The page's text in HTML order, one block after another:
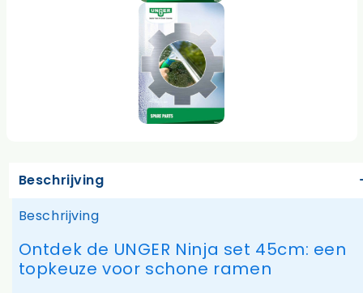
Beschrijving
Beschrijving
Ontdek de UNGER Ninja set 45cm: een
topkeuze voor schone ramen